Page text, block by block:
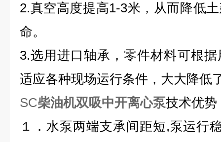
2.真空高度提高1-3米，从而降低
命。
3.选用进口轴承，零件材料可根
适应各种现场运行条件，大大降低
SC柴油机双吸中开离心泵技术优势
１．水泵两端支承间距短,泵运行